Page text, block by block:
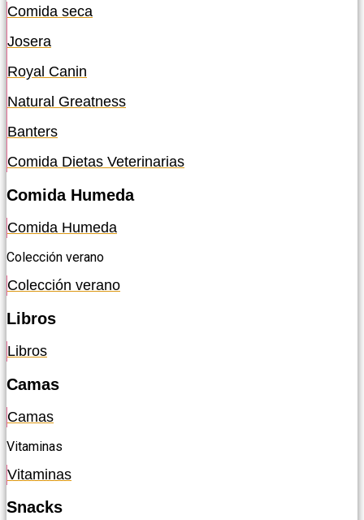
Comida seca
Josera
Royal Canin
Natural Greatness
Banters
Comida Dietas Veterinarias
Comida Humeda
Comida Humeda
Colección verano
Colección verano
Libros
Libros
Camas
Camas
Vitaminas
Vitaminas
Snacks